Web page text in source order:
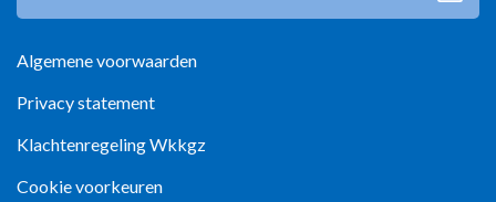
Algemene voorwaarden
Privacy statement
Klachtenregeling Wkkgz
Cookie voorkeuren